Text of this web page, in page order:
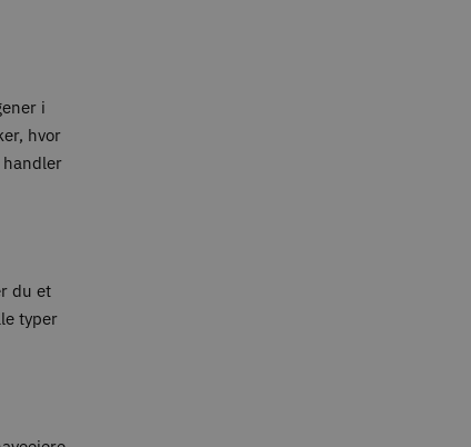
i
hvor
handler
du et
typer